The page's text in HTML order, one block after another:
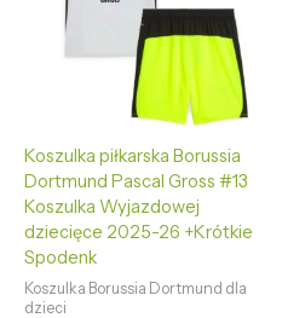
Koszulka piłkarska Borussia
Dortmund Pascal Gross #13
Koszulka Wyjazdowej
dziecięce 2025-26 +Krótkie
Spodenk
Koszulka Borussia Dortmund dla
dzieci